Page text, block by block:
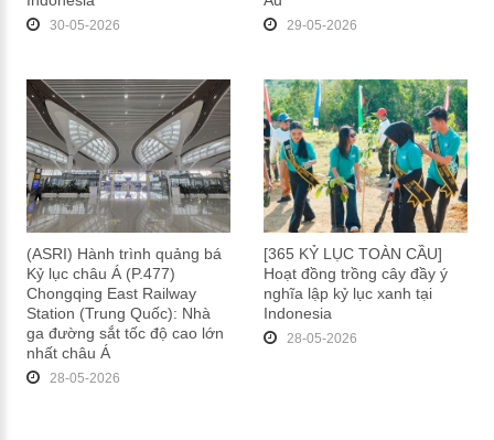
30-05-2026 29-05-2026
(ASRI) Hành trình quảng bá
Kỷ lục châu Á (P.477)
Chongqing East Railway
Station (Trung Quốc): Nhà
ga đường sắt tốc độ cao lớn
nhất châu Á
28-05-2026
[365 KỶ LỤC TOÀN CẦU]
Hoạt đồng trồng cây đầy ý
nghĩa lập kỷ lục xanh tại
Indonesia
28-05-2026